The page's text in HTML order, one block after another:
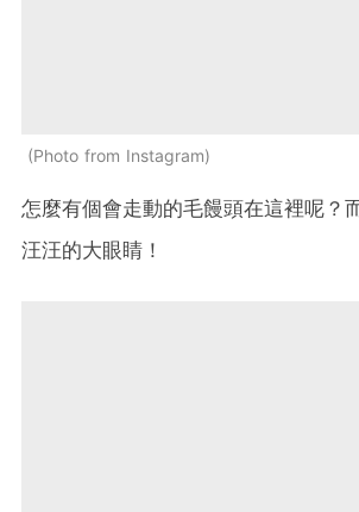
Photo from Instagram
怎麼有個會走動的毛饅頭在這裡呢？
汪汪的大眼睛！